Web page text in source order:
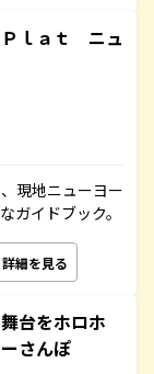
ｌａｔ ニュ
現地ニューヨー
イドブック。
詳細を見る
台をホロホ
さんぽ